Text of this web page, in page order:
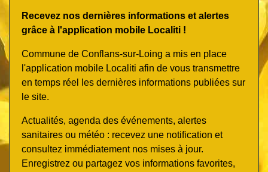
Recevez nos dernières informations et alertes
grâce à l'application mobile Localiti !
Commune de Conflans-sur-Loing a mis en place
l'application mobile Localiti afin de vous transmettre
en temps réel les dernières informations publiées sur
le site.
Actualités, agenda des événements, alertes
sanitaires ou météo : recevez une notification et
consultez immédiatement nos mises à jour.
Enregistrez ou partagez vos informations favorites,